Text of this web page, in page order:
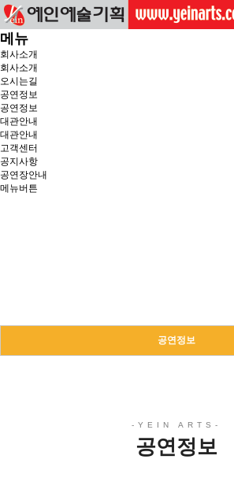
메뉴
회사소개
회사소개
오시는길
공연정보
공연정보
대관안내
대관안내
고객센터
공지사항
공연장안내
메뉴버튼
공연정보
공연정보